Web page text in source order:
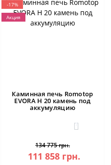
-17%
Акция
Каминная печь Romotop
EVORA H 20 камень под
аккумуляцию
1
134 775 грн.
111 858 грн.